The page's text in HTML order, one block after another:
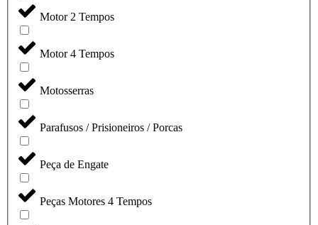
Motor 2 Tempos
Motor 4 Tempos
Motosserras
Parafusos / Prisioneiros / Porcas
Peça de Engate
Peças Motores 4 Tempos